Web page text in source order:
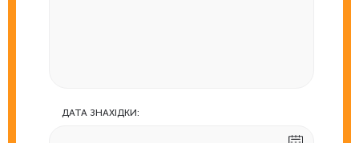
ДАТА ЗНАХІДКИ: